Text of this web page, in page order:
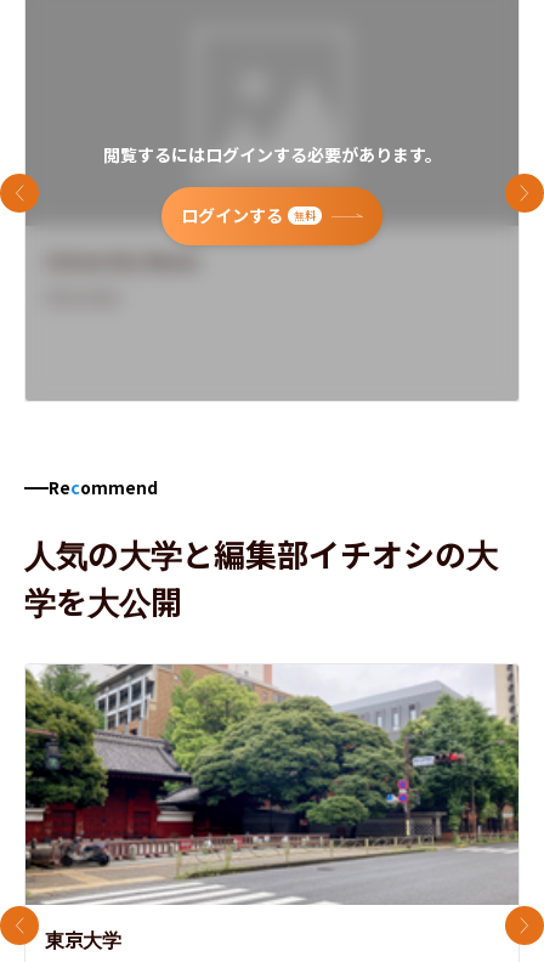
閲覧するにはログインする必要があります。
ログインする 無料
前のスライド 次
Recommend
人気の大学と編集部イチオシの大
学を大公開
東京大学
前のスライド 次